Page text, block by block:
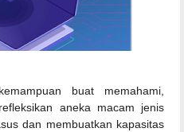
buat memahami,
aneka macam jenis
dan membuatkan kapasitas